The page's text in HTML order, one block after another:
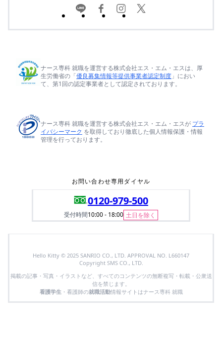
ナース専科 就職を運営する株式会社エス・エム・エスは、厚
生労働省の「優良募集情報等提供事業者認定制度 」におい
て、第1回の認定事業者として認定されております。
ナース専科 就職を運営する株式会社エス・エム・エスが プラ
イバシーマーク を取得しており徹底した個人情報保護・情報
管理を行っております。
お問い合わせ専用ダイヤル
0120-979-500
受付時間10:00 - 18:00 土日を除く
Hello Kitty © 2025 SANRIO CO., LTD. APPROVAL NO. L660147
Copyright SMS CO., LTD.
掲載の記事・写真・イラストなど、すべてのコンテンツの無断複写・転載・公衆送
信を禁じます。
看護学生 ・看護師の就職活動情報サイトはナース専科 就職